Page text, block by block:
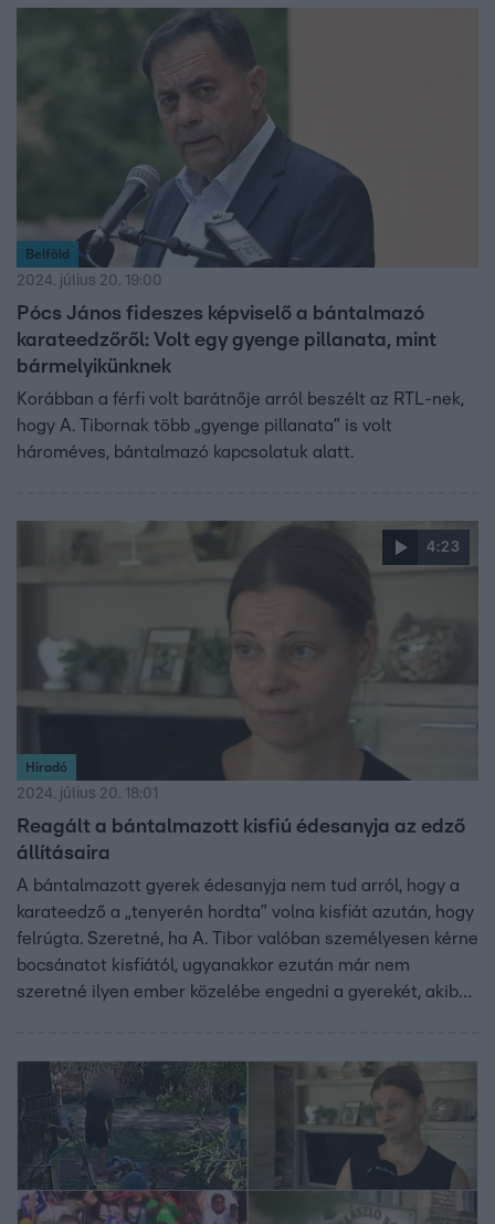
Belföld
2024. július 20. 19:00
Pócs János fideszes képviselő a bántalmazó
karateedzőről: Volt egy gyenge pillanata, mint
bármelyikünknek
Korábban a férfi volt barátnője arról beszélt az RTL-nek,
hogy A. Tibornak több „gyenge pillanata” is volt
hároméves, bántalmazó kapcsolatuk alatt.
4:23
Híradó
2024. július 20. 18:01
Reagált a bántalmazott kisfiú édesanyja az edző
állításaira
A bántalmazott gyerek édesanyja nem tud arról, hogy a
karateedző a „tenyerén hordta” volna kisfiát azután, hogy
felrúgta. Szeretné, ha A. Tibor valóban személyesen kérne
bocsánatot kisfiától, ugyanakkor ezután már nem
szeretné ilyen ember közelébe engedni a gyerekét, akiben